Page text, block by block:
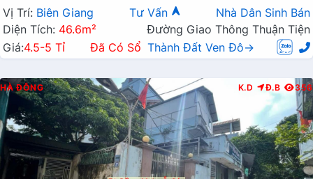
Kinh Doanh
Vị Trí: Biên Giang Tư Vấn
Nhà Dân Sinh Bán
Diện Tích: 46.6m²
Đường Giao Thông Thuận Tiện
Giá:4.5-5 Tỉ Đã Có Sổ Thành Đất Ven Đô→
HÀ ĐÔNG K.D Đ.B 356